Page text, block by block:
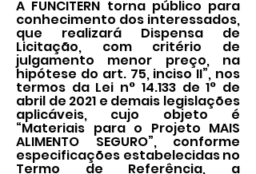
A FUNCITERN torna público para
conhecimento dos interessados,
que realizará Dispensa de
Licitação, com critério de
julgamento menor preço, na
hipótese do art. 75, inciso II”, nos
termos da Lei n° 14.133 de 1° de
abril de 2021 e demais legislações
aplicáveis, cujo objeto é
“Materiais para o Projeto MAIS
ALIMENTO SEGURO”, conforme
especificações estabelecidas no
Termo de Referência, a